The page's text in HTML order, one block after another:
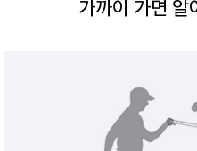
가까이 가면 알